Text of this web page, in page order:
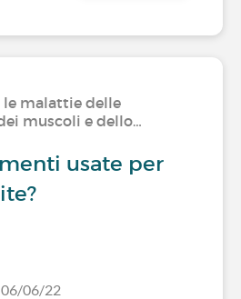
le malattie delle
muscoli e dello…
usate per
06/22